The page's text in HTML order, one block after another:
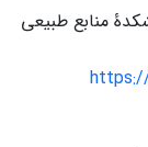
منابع طبیعی
https://